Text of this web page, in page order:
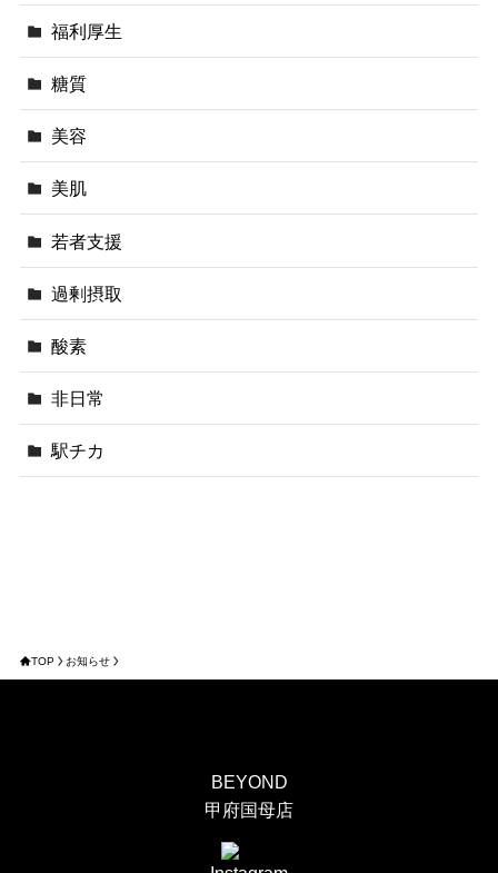
福利厚生
糖質
美容
美肌
若者支援
過剰摂取
酸素
非日常
駅チカ
TOP お知らせ
BEYOND
甲府国母店